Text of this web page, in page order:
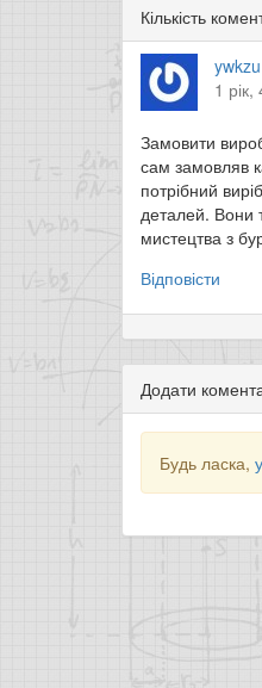
Кількість
ywkzu
1 рік,
Замовити
сам замовляв
потрібний
деталей. Вони
мистецтва з
Відповісти
Додати
Будь ласка,